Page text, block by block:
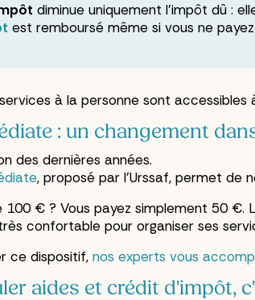
diminue uniquement l'impôt dû :
est remboursé même si vous ne
à la personne sont
: un changement
des dernières années.
, proposé par l'Urssaf, permet de
€ ? Vous payez simplement 50
confortable pour organiser ses
ce dispositif, nos experts vous
aides et crédit d'impôt,